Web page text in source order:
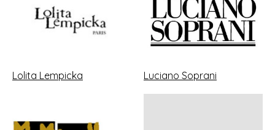
Lolita Lempicka Luciano Soprani